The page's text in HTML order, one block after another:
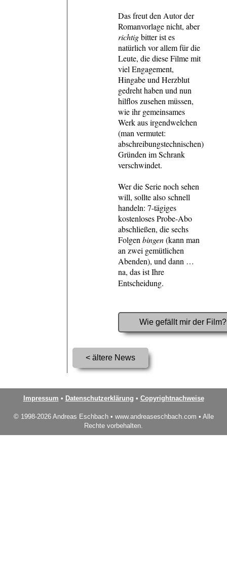
Das freut den Autor der
Romanvorlage nicht, aber
richtig bitter ist es
natürlich vor allem für die
Leute, die diese Filme mit
viel Engagement,
Hingabe und Herzblut
gedreht haben und nun
hilflos zusehen müssen,
wie ihr gemeinsames
Werk aus irgendwelchen
(man vermutet:
abschreibungstechnischen)
Gründen im Schrank
verschwindet.
Wer die Serie noch sehen
will, sollte also schnell
handeln: 7-tägiges
kostenloses Probe-Abo
abschließen, die sechs
Folgen bingen (kann man
an zwei gemütlichen
Abenden), und dann …
na, das ist Ihre
Entscheidung.
Wie gefällt mir der Film?
< ältere News
Impressum • Datenschutzerklärung • Copyrightnachweise
© 1998-2026 Andreas Eschbach • www.andreaseschbach.com • Alle
Rechte vorbehalten.